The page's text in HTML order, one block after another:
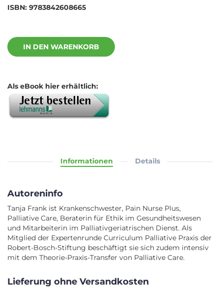
ISBN: 9783842608665
IN DEN WARENKORB
Als eBook hier erhältlich:
Informationen Details
Autoreninfo
Tanja Frank ist Krankenschwester, Pain Nurse Plus,
Palliative Care, Beraterin für Ethik im Gesundheitswesen
und Mitarbeiterin im Palliativgeriatrischen Dienst. Als
Mitglied der Expertenrunde Curriculum Palliative Praxis der
Robert-Bosch-Stiftung beschäftigt sie sich zudem intensiv
mit dem Theorie-Praxis-Transfer von Palliative Care.
Lieferung ohne Versandkosten